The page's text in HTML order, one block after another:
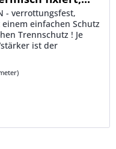
- verrottungsfest,
einfachen Schutz
Trennschutz ! Je
ist der